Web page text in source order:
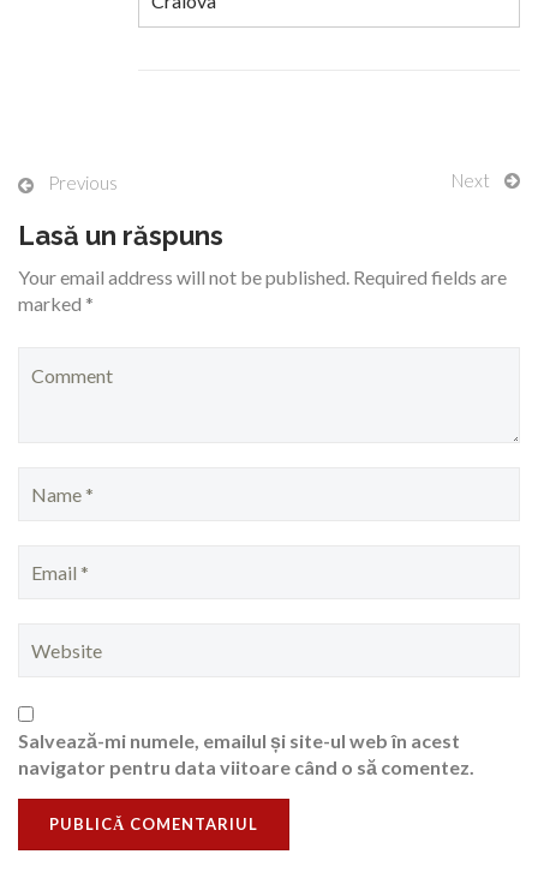
Previous Next
Lasă un răspuns
Your email address will not be published. Required fields are
marked *
Salvează-mi numele, emailul și site-ul web în acest
navigator pentru data viitoare când o să comentez.